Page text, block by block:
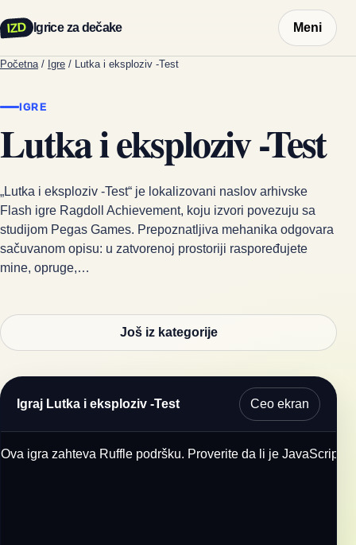
IZD Igrice za dečake Meni
Početna / Igre / Lutka i eksploziv -Test
IGRE
Lutka i eksploziv -Test
„Lutka i eksploziv -Test“ je lokalizovani naslov arhivske
Flash igre Ragdoll Achievement, koju izvori povezuju sa
studijom Pegas Games. Prepoznatljiva mehanika odgovara
sačuvanom opisu: u zatvorenoj prostoriji raspoređujete
mine, opruge,…
Još iz kategorije
Igraj Lutka i eksploziv -Test Ceo ekran
Ova igra zahteva Ruffle podršku. Proverite da li je JavaScript